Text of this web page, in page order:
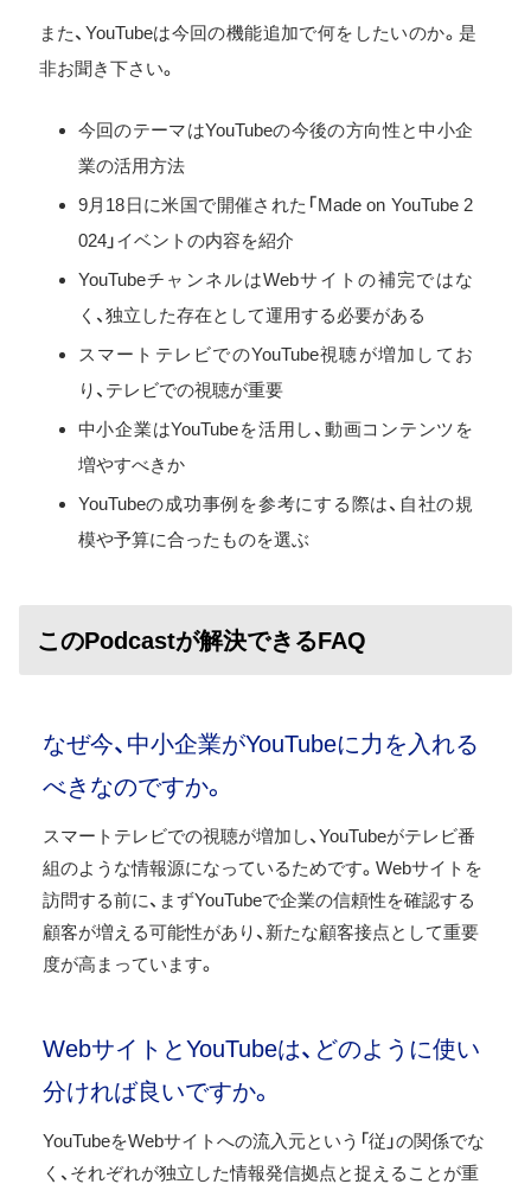
また、YouTubeは今回の機能追加で何をしたいのか。是
非お聞き下さい。
今回のテーマはYouTubeの今後の方向性と中小企
業の活用方法
9月18日に米国で開催された「Made on YouTube 2
024」イベントの内容を紹介
YouTubeチャンネルはWebサイトの補完ではな
く、独立した存在として運用する必要がある
スマートテレビでのYouTube視聴が増加してお
り、テレビでの視聴が重要
中小企業はYouTubeを活用し、動画コンテンツを
増やすべきか
YouTubeの成功事例を参考にする際は、自社の規
模や予算に合ったものを選ぶ
このPodcastが解決できるFAQ
なぜ今、中小企業がYouTubeに力を入れる
べきなのですか。
スマートテレビでの視聴が増加し、YouTubeがテレビ番
組のような情報源になっているためです。Webサイトを
訪問する前に、まずYouTubeで企業の信頼性を確認する
顧客が増える可能性があり、新たな顧客接点として重要
度が高まっています。
WebサイトとYouTubeは、どのように使い
分ければ良いですか。
YouTubeをWebサイトへの流入元という「従」の関係でな
く、それぞれが独立した情報発信拠点と捉えることが重